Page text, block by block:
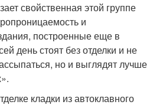
свойственная этой группе
и
построенные еще в
день стоят без отделки и не
но и выглядят лучше
кладки из автоклавного